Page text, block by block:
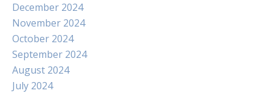
December 2024
November 2024
October 2024
September 2024
August 2024
July 2024